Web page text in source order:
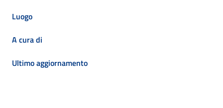
Luogo
A cura di
Ultimo aggiornamento